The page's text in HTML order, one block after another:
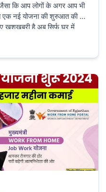
कि आप लोगों के अगर आप भी
एक नई योजना की शुरुआत की है
खुशखबरी है अब सिर्फ घर में
से 25,000 महीना आपको